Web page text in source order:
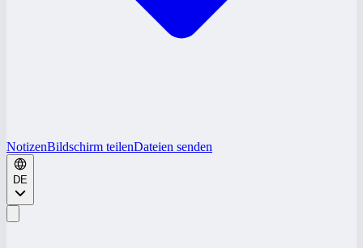
NotizenBildschirm teilenDateien senden
DE